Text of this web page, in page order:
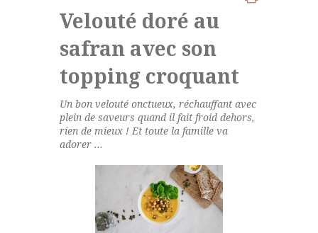
Velouté doré au
safran avec son
topping croquant
Un bon velouté onctueux, réchauffant avec
plein de saveurs quand il fait froid dehors,
rien de mieux ! Et toute la famille va
adorer ...